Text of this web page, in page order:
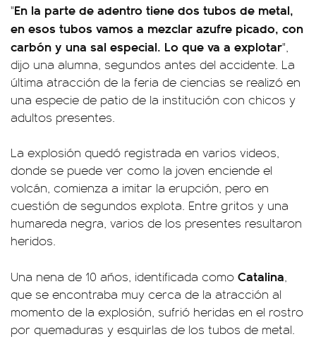
"En la parte de adentro tiene dos tubos de metal,
en esos tubos vamos a mezclar azufre picado, con
carbón y una sal especial. Lo que va a explotar",
dijo una alumna, segundos antes del accidente. La
última atracción de la feria de ciencias se realizó en
una especie de patio de la institución con chicos y
adultos presentes.
La explosión quedó registrada en varios videos,
donde se puede ver como la joven enciende el
volcán, comienza a imitar la erupción, pero en
cuestión de segundos explota. Entre gritos y una
humareda negra, varios de los presentes resultaron
heridos.
Una nena de 10 años, identificada como Catalina,
que se encontraba muy cerca de la atracción al
momento de la explosión, sufrió heridas en el rostro
por quemaduras y esquirlas de los tubos de metal.